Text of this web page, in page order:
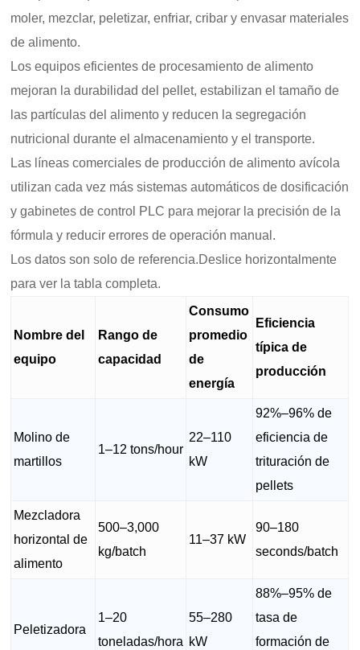
moler, mezclar, peletizar, enfriar, cribar y envasar materiales
de alimento.
Los equipos eficientes de procesamiento de alimento
mejoran la durabilidad del pellet, estabilizan el tamaño de
las partículas del alimento y reducen la segregación
nutricional durante el almacenamiento y el transporte.
Las líneas comerciales de producción de alimento avícola
utilizan cada vez más sistemas automáticos de dosificación
y gabinetes de control PLC para mejorar la precisión de la
fórmula y reducir errores de operación manual.
Los datos son solo de referencia.Deslice horizontalmente
para ver la tabla completa.
Nombre del
equipo
Rango de
capacidad
Consumo
promedio
de
energía
Eficiencia
típica de
producción
Molino de
martillos
1–12 tons/hour
22–110
kW
92%–96% de
eficiencia de
trituración de
pellets
Mezcladora
horizontal de
alimento
500–3,000
kg/batch
11–37 kW
90–180
seconds/batch
Peletizadora
1–20
toneladas/hora
55–280
kW
88%–95% de
tasa de
formación de